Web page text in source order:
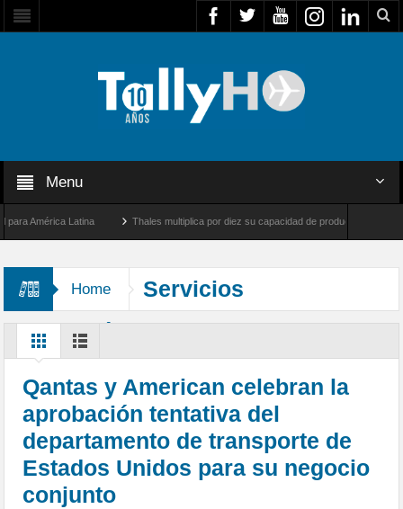
Menu
Latina Thales multiplica por diez su capacidad de producción de radares
Home
Servicios
Transpacíficos
Qantas y American celebran la
aprobación tentativa del
departamento de transporte de
Estados Unidos para su negocio
conjunto